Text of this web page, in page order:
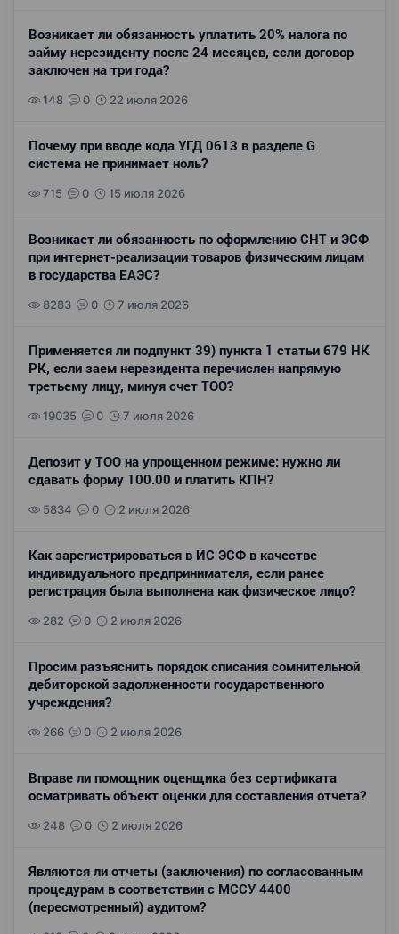
Возникает ли обязанность уплатить 20% налога по
займу нерезиденту после 24 месяцев, если договор
заключен на три года?
148 0 22 июля 2026
Почему при вводе кода УГД 0613 в разделе G
система не принимает ноль?
715 0 15 июля 2026
Возникает ли обязанность по оформлению СНТ и ЭСФ
при интернет-реализации товаров физическим лицам
в государства ЕАЭС?
8283 0 7 июля 2026
Применяется ли подпункт 39) пункта 1 статьи 679 НК
РК, если заем нерезидента перечислен напрямую
третьему лицу, минуя счет ТОО?
19035 0 7 июля 2026
Депозит у ТОО на упрощенном режиме: нужно ли
сдавать форму 100.00 и платить КПН?
5834 0 2 июля 2026
Как зарегистрироваться в ИС ЭСФ в качестве
индивидуального предпринимателя, если ранее
регистрация была выполнена как физическое лицо?
282 0 2 июля 2026
Просим разъяснить порядок списания сомнительной
дебиторской задолженности государственного
учреждения?
266 0 2 июля 2026
Вправе ли помощник оценщика без сертификата
осматривать объект оценки для составления отчета?
248 0 2 июля 2026
Являются ли отчеты (заключения) по согласованным
процедурам в соответствии с МССУ 4400
(пересмотренный) аудитом?